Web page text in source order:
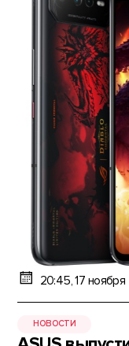
20:45, 17
НОВОСТИ